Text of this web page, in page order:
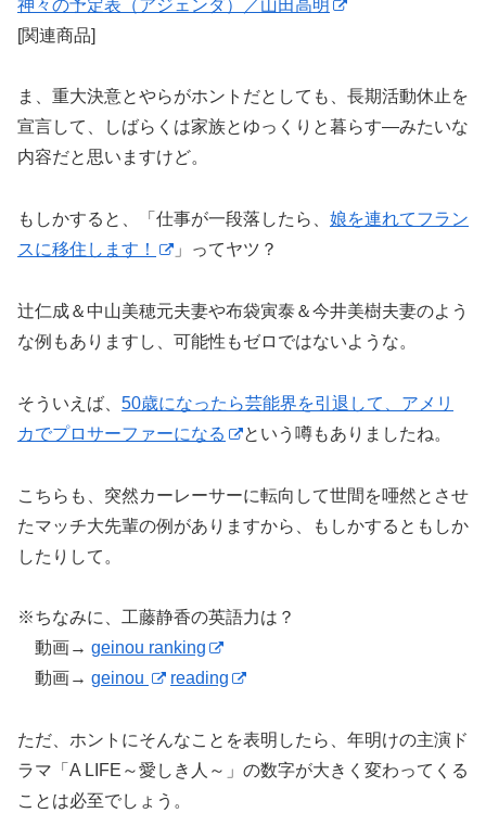
神々の予定表（アジェンダ）／山田高明
[関連商品]
ま、重大決意とやらがホントだとしても、長期活動休止を
宣言して、しばらくは家族とゆっくりと暮らす―みたいな
内容だと思いますけど。
もしかすると、「仕事が一段落したら、 娘を連れてフラン
スに移住します！
」ってヤツ？
辻仁成＆中山美穂元夫妻や布袋寅泰＆今井美樹夫妻のよう
な例もありますし、可能性もゼロではないような。
そういえば、 50歳になったら芸能界を引退して、アメリ
カでプロサーファーになる
という噂もありましたね。
こちらも、突然カーレーサーに転向して世間を唖然とさせ
たマッチ大先輩の例がありますから、もしかするともしか
したりして。
※ちなみに、工藤静香の英語力は？
動画→ geinou ranking
動画→ geinou reading
ただ、ホントにそんなことを表明したら、年明けの主演ド
ラマ「A LIFE～愛しき人～」の数字が大きく変わってくる
ことは必至でしょう。